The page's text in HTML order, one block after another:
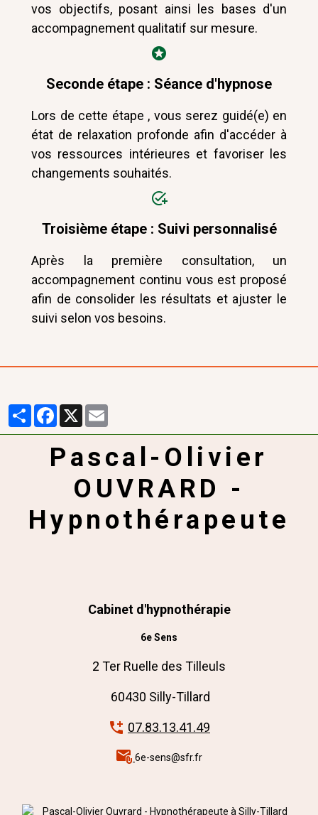
vos objectifs, posant ainsi les bases d'un
accompagnement qualitatif sur mesure.
Seconde étape : Séance d'hypnose
Lors de cette étape , vous serez guidé(e) en
état de relaxation profonde afin d'accéder à
vos ressources intérieures et favoriser les
changements souhaités.
Troisième étape : Suivi personnalisé
Après la première consultation, un
accompagnement continu vous est proposé
afin de consolider les résultats et ajuster le
suivi selon vos besoins.
PartagerFacebook
X
Pascal-Olivier
OUVRARD -
Hypnothérapeute
Cabinet d'hypnothérapie
6e Sens
2 Ter Ruelle des Tilleuls
60430 Silly-Tillard
07.83.13.41.49
6e-sens@sfr.fr